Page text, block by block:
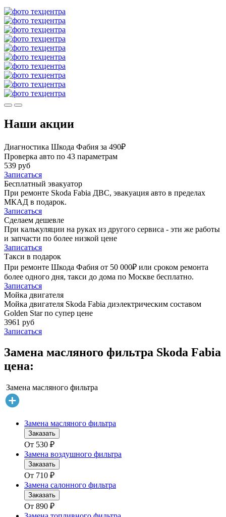
Наши акции
Диагностика Шкода Фабия за 490₽
Проверка авто по 43 параметрам
539 руб
Записаться
Бесплатный эвакуатор
При ремонте Skoda Fabia ДВС, эвакуация авто в пределах
МКАД в подарок.
Записаться
Сделаем дешевле
При калькуляции на руках из другого сервиса - эти же работы
и запчасти по более низкой цене
Записаться
Такси в подарок
При ремонте Шкода Фабия от 50 000₽ или сроком ремонта
более одного дня, такси до дома по Москве бесплатно.
Записаться
Мойка двигателя
Мойка двигателя Skoda Fabia диэлектрическим составом
Golden Star по супер цене
3961 руб
Записаться
Замена масляного фильтра Skoda Fabia
цена:
Замена масляного фильтра
Замена масляного фильтра
Заказать
От 530 ₽
Замена воздушного фильтра
Заказать
От 710 ₽
Замена салонного фильтра
Заказать
От 890 ₽